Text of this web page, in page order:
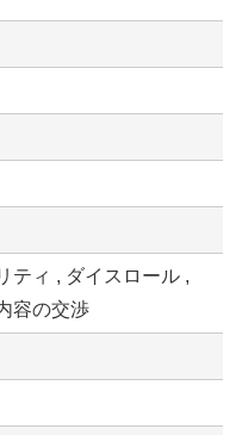
ティ , ダイスロール ,
容の交渉